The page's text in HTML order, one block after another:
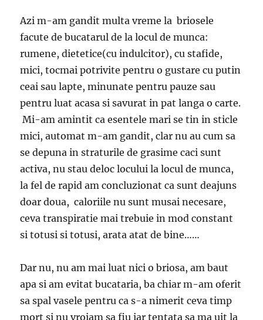
Azi m-am gandit multa vreme la briosele
facute de bucatarul de la locul de munca:
rumene, dietetice(cu indulcitor), cu stafide,
mici, tocmai potrivite pentru o gustare cu putin
ceai sau lapte, minunate pentru pauze sau
pentru luat acasa si savurat in pat langa o carte.
Mi-am amintit ca esentele mari se tin in sticle
mici, automat m-am gandit, clar nu au cum sa
se depuna in straturile de grasime caci sunt
activa, nu stau deloc locului la locul de munca,
la fel de rapid am concluzionat ca sunt deajuns
doar doua, caloriile nu sunt musai necesare,
ceva transpiratie mai trebuie in mod constant
si totusi si totusi, arata atat de bine……
Dar nu, nu am mai luat nici o briosa, am baut
apa si am evitat bucataria, ba chiar m-am oferit
sa spal vasele pentru ca s-a nimerit ceva timp
mort si nu vroiam sa fiu iar tentata sa ma uit la